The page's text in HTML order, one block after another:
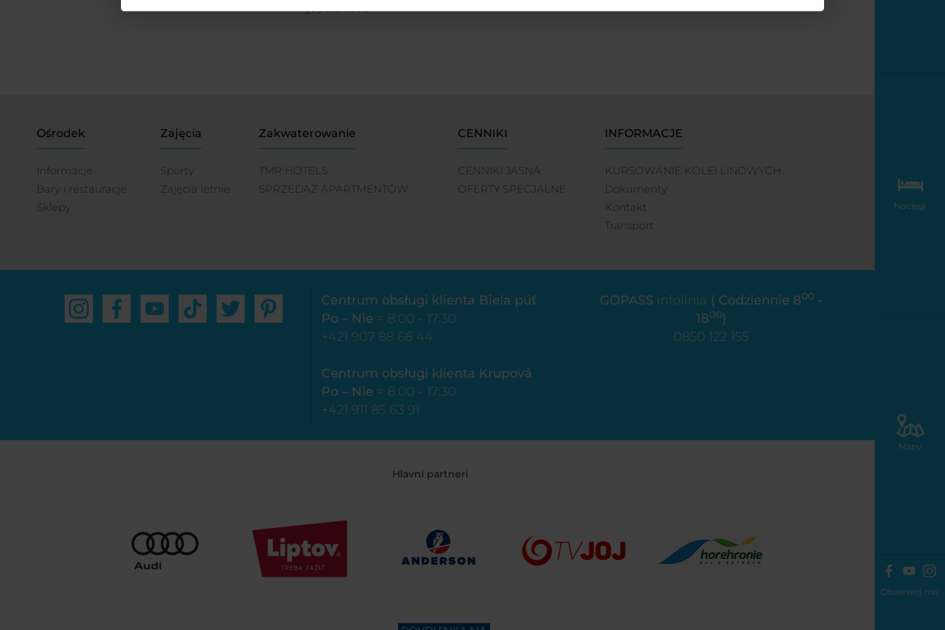
Noclegi
Mapy
Obserwuj nas
gopass.travel
Ośrodek
Informacje
Bary i restauracje
Sklepy
Zajęcia
Sporty
Zajęcia letnie
Zakwaterowanie
TMR HOTELS
SPRZEDAŻ APARTMENTÓW
CENNIKI
CENNIKI JASNÁ
OFERTY SPECJALNE
INFORMACJE
KURSOWANIE KOLEI LINOWYCH
Dokumenty
Kontakt
Transport
Centrum obsługi klienta Biela púť
Po – Nie = 8:00 - 17:30
+421 907 88 66 44
Centrum obsługi klienta Krupová
Po – Nie = 8:00 - 17:30
+421 911 85 63 91
GOPASS infolinia ( Codziennie 800 -
1800)
0850 122 155
Hlavní partneri